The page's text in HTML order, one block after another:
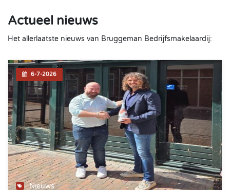
Actueel nieuws
Het allerlaatste nieuws van Bruggeman Bedrijfsmakelaardij:
6-7-2026
Nieuws